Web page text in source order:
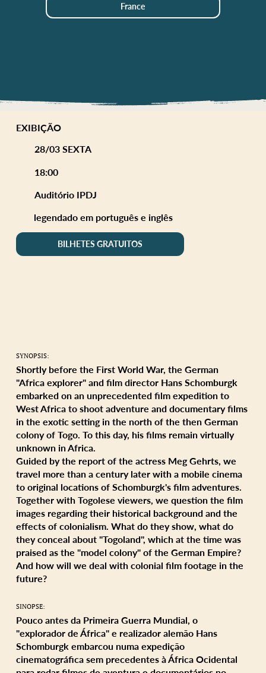
France
SINOPSE:
Pouco antes da Primeira Guerra Mundial, o
"explorador de África" e realizador alemão Hans
Schomburgk embarcou numa expedição
cinematográfica sem precedentes à África Ocidental
EXIBIÇÃO
28/03 SEXTA
18:00
Auditório IPDJ
legendado em português e inglês
BILHETES GRATUITOS
SYNOPSIS:
Shortly before the First World War, the German
"Africa explorer" and film director Hans Schomburgk
embarked on an unprecedented film expedition to
West Africa to shoot adventure and documentary films
in the exotic setting in the north of the then German
colony of Togo. To this day, his films remain virtually
unknown in Africa.
Guided by the report of the actress Meg Gehrts, we
travel more than a century later with a mobile cinema
to original locations of Schomburgk's film adventures.
Together with Togolese viewers, we question the film
images regarding their historical background and the
effects of colonialism. What do they show, what do
they conceal about "Togoland", which at the time was
praised as the "model colony" of the German Empire?
And how will we deal with colonial film footage in the
future?